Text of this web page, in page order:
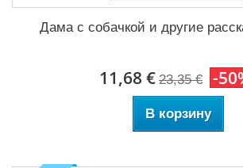
Дама с собачкой и другие
11,68 € 23,35 € -
В корзину